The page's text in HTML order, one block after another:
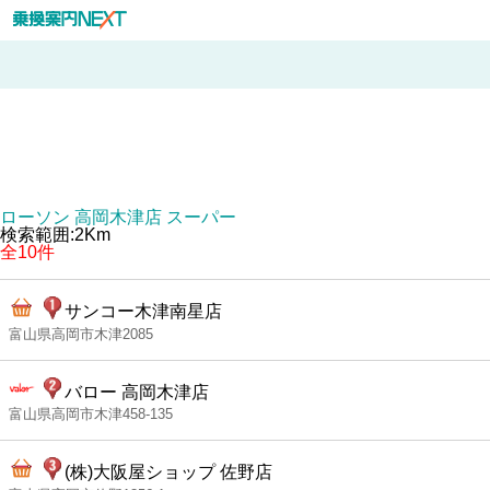
ローソン 高岡木津店 スーパー
検索範囲:2Km
全10件
サンコー木津南星店
富山県高岡市木津2085
バロー 高岡木津店
富山県高岡市木津458-135
(株)大阪屋ショップ 佐野店